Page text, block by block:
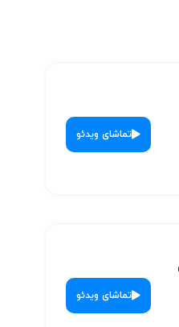
تماشای ویدئو
تماشای ویدئو